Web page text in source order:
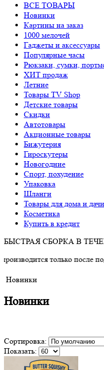
ВСЕ ТОВАРЫ
Новинки
Картины на заказ
1000 мелочей
Гаджеты и аксессуары
Популярные часы
Рюкзаки, сумки,
ХИТ продаж
Летние
Товары TV Shop
Детские товары
Cкидки
Автотовары
Акционные товары
Бижутерия
Гироскутеры
Новогодние
Спорт, похудение
Упаковка
Шланги
Товары для дома и дачи
Косметика
Купить в кредит
БЫСТРАЯ СБОРКА В
только после
Новинки
Новинки
Сортировка:
Показать: